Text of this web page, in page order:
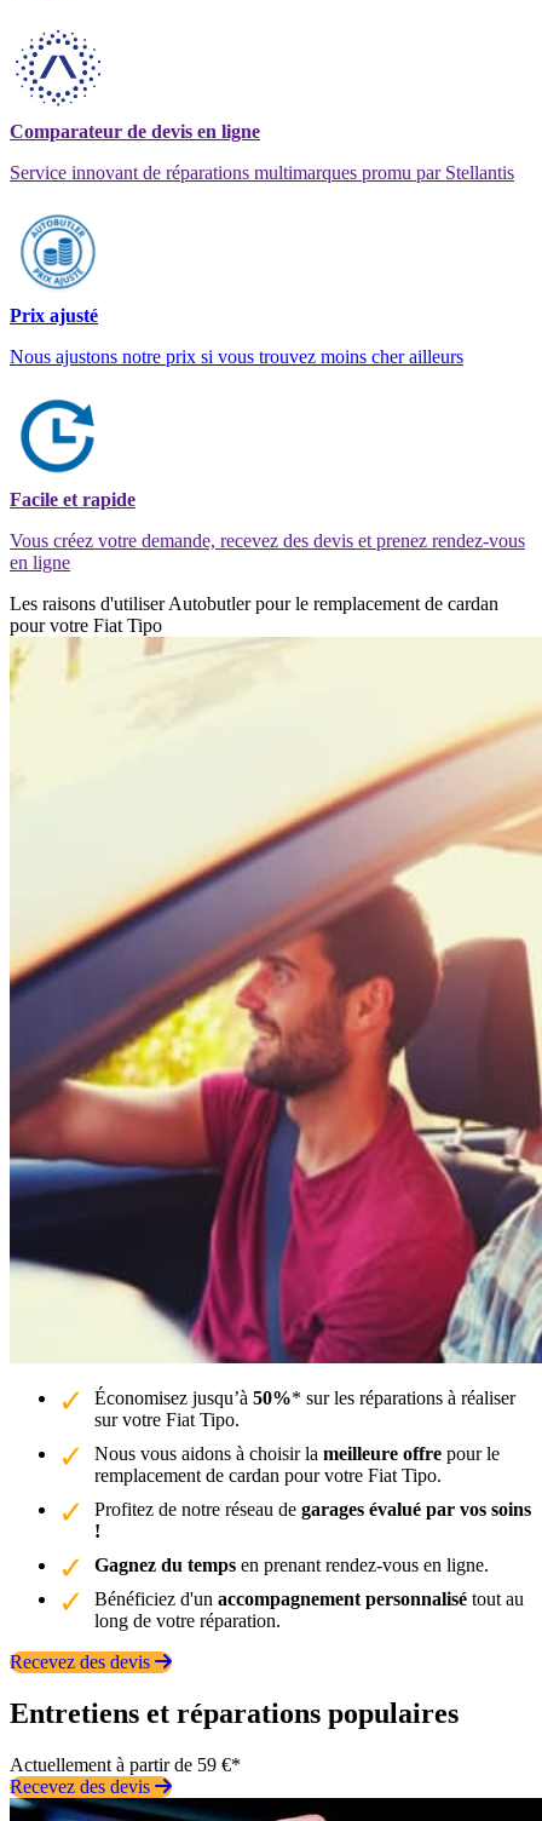
Comparateur de devis en ligne
Service innovant de réparations multimarques promu par Stellantis
Prix ajusté
Nous ajustons notre prix si vous trouvez moins cher ailleurs
Facile et rapide
Vous créez votre demande, recevez des devis et prenez rendez-vous
en ligne
Les raisons d'utiliser Autobutler pour le remplacement de cardan
pour votre Fiat Tipo
Économisez jusqu’à 50%* sur les réparations à réaliser
sur votre Fiat Tipo.
Nous vous aidons à choisir la meilleure offre pour le
remplacement de cardan pour votre Fiat Tipo.
Profitez de notre réseau de garages évalué par vos soins
!
Gagnez du temps en prenant rendez-vous en ligne.
Bénéficiez d'un accompagnement personnalisé tout au
long de votre réparation.
Recevez des devis
Entretiens et réparations populaires
Actuellement à partir de 59 €*
Recevez des devis